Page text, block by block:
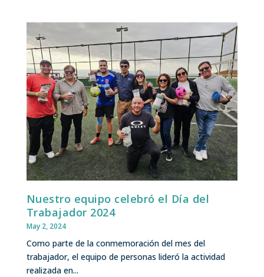
Nuestro equipo celebró el Día del
Trabajador 2024
May 2, 2024
Como parte de la conmemoración del mes del
trabajador, el equipo de personas lideró la actividad
realizada en...